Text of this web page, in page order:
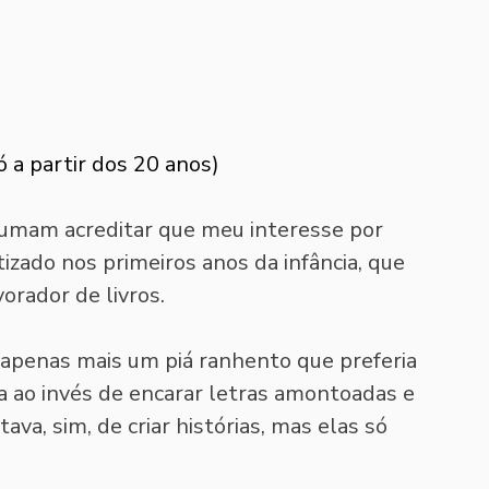
a partir dos 20 anos)
acreditar que meu interesse por
nos primeiros anos da infância, que
de livros.
mais um piá ranhento que preferia
invés de encarar letras amontoadas e
sim, de criar histórias, mas elas só